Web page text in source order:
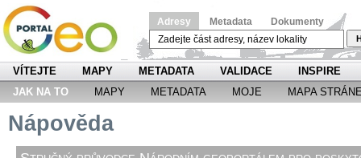
Adresy Metadata Dokumenty
VÍTEJTE MAPY METADATA VALIDACE
INSPIRE
JAK NA TO
MAPY METADATA MOJE MAPA
Nápověda